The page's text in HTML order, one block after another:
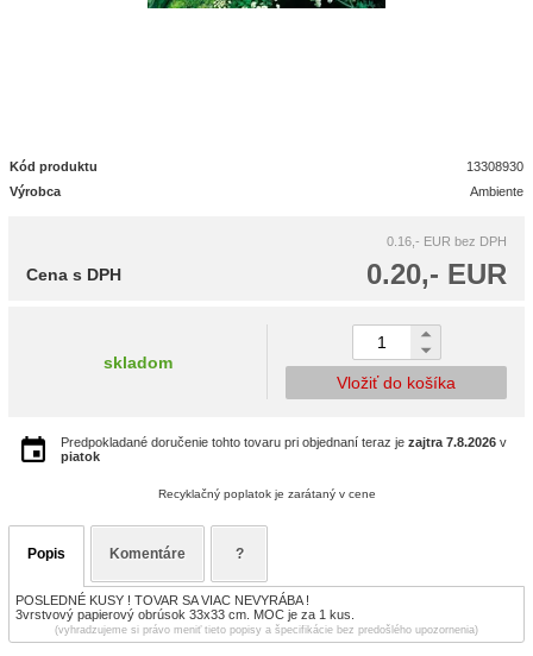
Kód produktu
13308930
Výrobca
Ambiente
0.16,- EUR bez DPH
0.20,- EUR
Cena s DPH
skladom
Vložiť do košíka
Predpokladané doručenie tohto tovaru pri objednaní teraz je zajtra 7.8.2026 v
piatok
Recyklačný poplatok je zarátaný v cene
Popis Komentáre ?
POSLEDNÉ KUSY ! TOVAR SA VIAC NEVYRÁBA !
3vrstvový papierový obrúsok 33x33 cm. MOC je za 1 kus.
(vyhradzujeme si právo meniť tieto popisy a špecifikácie bez predošlého upozornenia)